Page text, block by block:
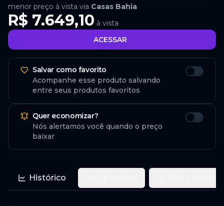
menor preço à vista via Casas Bahia
R$ 7.649,10 à vista
ACESSAR
Salvar como favorito
Acompanhe esse produto salvando
entre seus produtos favoritos
Quer economizar?
Nós alertamos você quando o preço
baixar
Histórico